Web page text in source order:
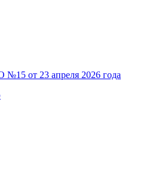
от 23 апреля 2026 года